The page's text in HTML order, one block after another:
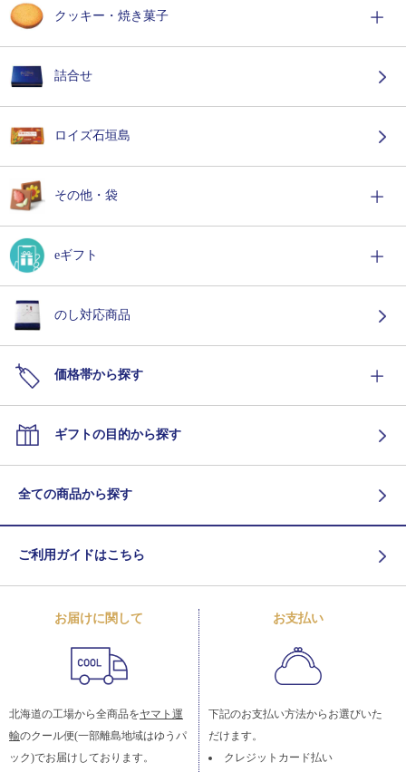
クッキー・焼き菓子
詰合せ
ロイズ石垣島
その他・袋
eギフト
のし対応商品
価格帯から探す
ギフトの目的から探す
全ての商品から探す
ご利用ガイドはこちら
お届けに関して
北海道の工場から全商品をヤマト運
輸のクール便(一部離島地域はゆうパ
ック)でお届けしております。
お支払い
下記のお支払い方法からお選びいた
だけます。
クレジットカード払い